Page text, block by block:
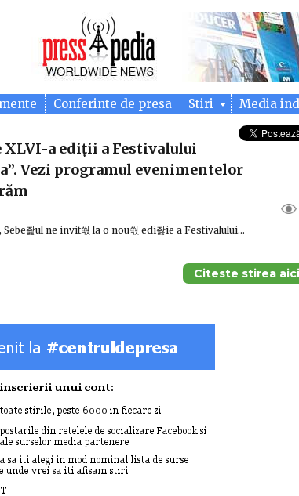
Conferinte de presa Stiri Media
XLVI-a ediții a Festivalului
Vezi programul evenimentelor
좙ul ne invit쒃 la o nou쒃 edi좛ie a Festivalului…
Citeste stirea aici